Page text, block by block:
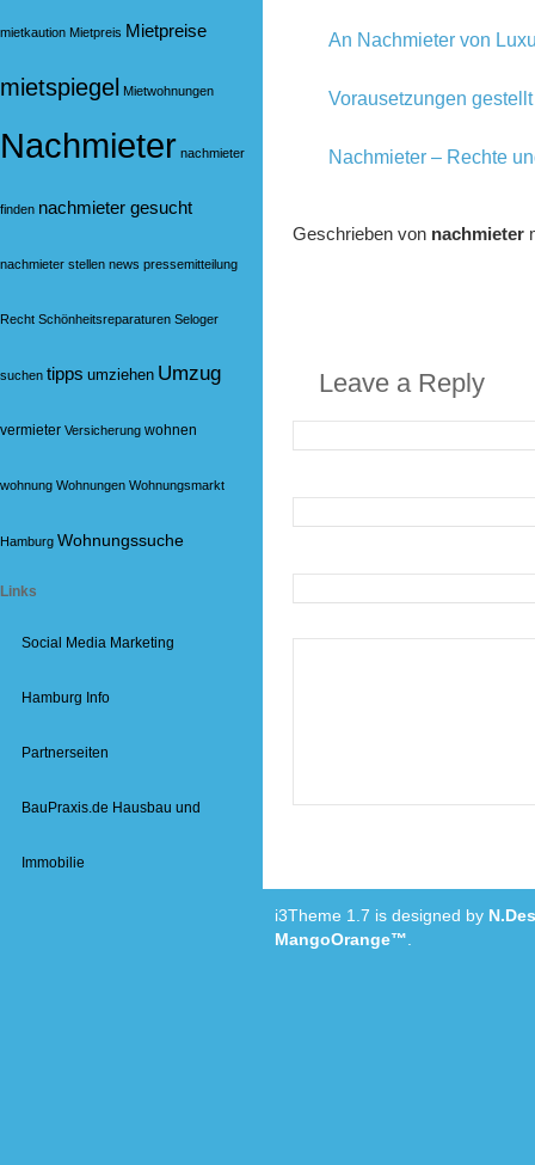
mietkaution Mietpreis Mietpreise
mietspiegel Mietwohnungen
Nachmieter nachmieter
finden nachmieter gesucht
nachmieter stellen news pressemitteilung
Recht Schönheitsreparaturen Seloger
suchen tipps umziehen Umzug
vermieter Versicherung wohnen
wohnung Wohnungen Wohnungsmarkt
Hamburg Wohnungssuche
Links
Social Media Marketing
Hamburg Info
Partnerseiten
BauPraxis.de Hausbau und
Immobilie
An Nachmieter von
Vorausetzungen gestellt
Nachmieter – Rechte
Geschrieben von nachmieter
Leave a Reply
i3Theme 1.7 is designed by
MangoOrange™